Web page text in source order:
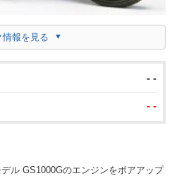
情報を見る
- -
- -
ル GS1000Gのエンジンをボアアップ